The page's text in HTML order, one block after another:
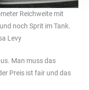
Reichweite mit
und noch Sprit im Tank.
Levy
Man muss das
Preis ist fair und das